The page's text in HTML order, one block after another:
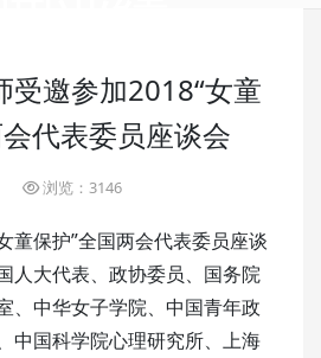
：4001-666-001
受邀参加2018“女童
代表委员座谈会
浏览：3146
童保护”全国两会代表委员座谈
人大代表、政协委员、国务院
、中华女子学院、中国青年政
中国科学院心理研究所、上海